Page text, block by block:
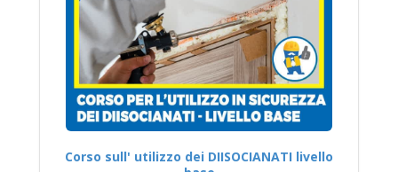
Corso sull' utilizzo dei DIISOCIANATI livello